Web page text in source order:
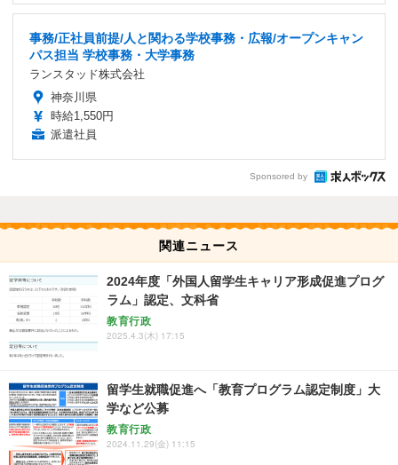
事務/正社員前提/人と関わる学校事務・広報/オープンキャン
パス担当 学校事務・大学事務
ランスタッド株式会社
神奈川県
時給1,550円
派遣社員
Sponsored by
関連ニュース
2024年度「外国人留学生キャリア形成促進プログ
ラム」認定、文科省
教育行政
2025.4.3(木) 17:15
留学生就職促進へ「教育プログラム認定制度」大
学など公募
教育行政
2024.11.29(金) 11:15